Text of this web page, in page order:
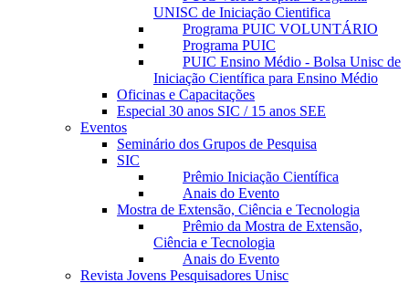
UNISC de Iniciação Cientifica
Programa PUIC VOLUNTÁRIO
Programa PUIC
PUIC Ensino Médio - Bolsa Unisc de
Iniciação Científica para Ensino Médio
Oficinas e Capacitações
Especial 30 anos SIC / 15 anos SEE
Eventos
Seminário dos Grupos de Pesquisa
SIC
Prêmio Iniciação Científica
Anais do Evento
Mostra de Extensão, Ciência e Tecnologia
Prêmio da Mostra de Extensão,
Ciência e Tecnologia
Anais do Evento
Revista Jovens Pesquisadores Unisc